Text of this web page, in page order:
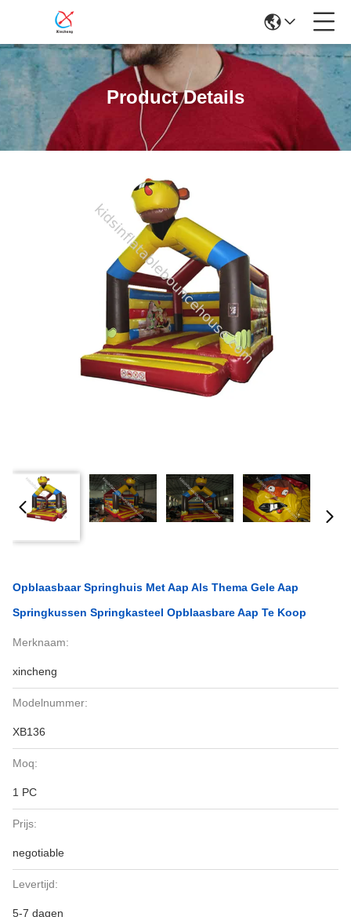
Product Details
Opblaasbaar Springhuis Met Aap Als Thema Gele Aap
Springkussen Springkasteel Opblaasbare Aap Te Koop
Merknaam:
xincheng
Modelnummer:
XB136
Moq:
1 PC
Prijs:
negotiable
Levertijd:
5-7 dagen